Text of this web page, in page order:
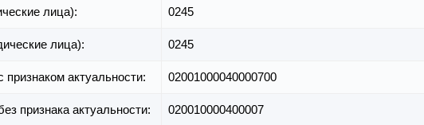
лица): 0245
лица): 0245
признаком актуальности: 02001000040000700
признака актуальности: 020010000400007